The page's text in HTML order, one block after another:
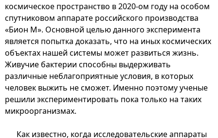
космическое пространство в 2020-ом году на особом
спутниковом аппарате российского производства
«Бион М». Основной целью данного эксперимента
является попытка доказать, что на иных космических
объектах нашей системы может развиться жизнь.
Живучие бактерии способны выдерживать
различные неблагоприятные условия, в которых
человек выжить не сможет. Именно поэтому ученые
решили экспериментировать пока только на таких
микроорганизмах.
Как известно, когда исследовательские аппараты